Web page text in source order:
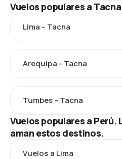
Vuelos populares a Tacna
Lima - Tacna
Arequipa - Tacna
Tumbes - Tacna
Vuelos populares a Perú.
aman estos destinos.
Vuelos a Lima